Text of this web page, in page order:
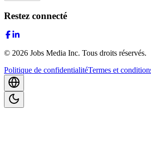
Restez connecté
© 2026 Jobs Media Inc. Tous droits réservés.
Politique de confidentialitéTermes et